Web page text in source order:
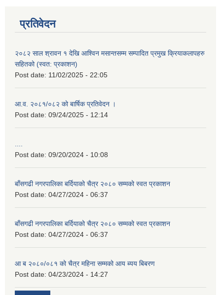
प्रतिवेदन
२०८२ साल श्रावन १ देखि आश्विन मसान्तसम्म सम्पादित प्रमुख क्रियाकलापहरु
सहितको (स्वत: प्रकाशन)
Post date: 11/02/2025 - 22:05
आ.व. २०८१/०८२ को बार्षिक प्रतिवेदन ।
Post date: 09/24/2025 - 12:14
Post date: 09/20/2024 - 10:08
बाँसगढी नगरपालिका बर्दियाको चैत्र २०८० सम्मको स्वत प्रकाशन
Post date: 04/27/2024 - 06:37
बाँसगढी नगरपालिका बर्दियाको चैत्र २०८० सम्मको स्वत प्रकाशन
Post date: 04/27/2024 - 06:37
आ ब २०८०/०८१ को चैत्र महिना सम्मको आय ब्यय बिबरण
Post date: 04/23/2024 - 14:27